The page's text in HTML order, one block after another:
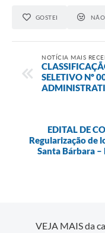
GOSTEI
NOTÍCIA MAIS
SELETIVO Nº
EDITAL DE
Regularização de
Santa Bárbara
VEJA MAIS da